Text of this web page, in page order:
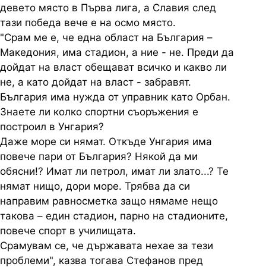
девето място в Първа лига, а Славия след
тази победа вече е на осмо място.
"Срам ме е, че една област на България –
Македония, има стадион, а ние - не. Преди да
дойдат на власт обещават всичко и какво ли
не, а като дойдат на власт - забравят.
България има нужда от управник като Орбан.
Знаете ли колко спортни съоръжения е
построил в Унгария?
Даже море си нямат. Откъде Унгария има
повече пари от България? Някой да ми
обясни!? Имат ли петрол, имат ли злато...? Те
нямат нищо, дори море. Трябва да си
направим равносметка защо нямаме нещо
такова – един стадион, парно на стадионите,
повече спорт в училищата.
Срамувам се, че държавата нехае за тези
проблеми", казва тогава Стефанов пред